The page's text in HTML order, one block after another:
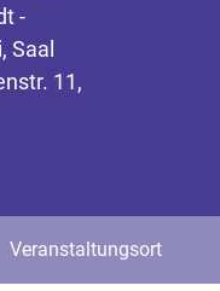
-
Saal
11,
Veranstaltungsort